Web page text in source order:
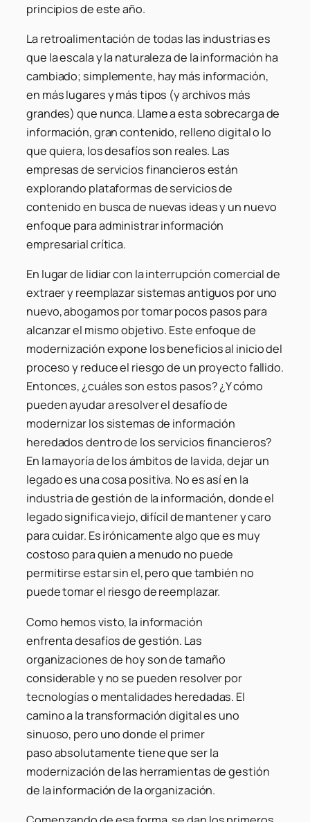
principios de este año.
La retroalimentación de todas las industrias es
que la escala y la naturaleza de la información ha
cambiado; simplemente, hay más información,
en más lugares y más tipos (y archivos más
grandes) que nunca. Llame a esta sobrecarga de
información, gran contenido, relleno digital o lo
que quiera, los desafíos son reales. Las
empresas de servicios financieros están
explorando plataformas de servicios de
contenido en busca de nuevas ideas y un nuevo
enfoque para administrar información
empresarial crítica.
En lugar de lidiar con la interrupción comercial de
extraer y reemplazar sistemas antiguos por uno
nuevo, abogamos por tomar pocos pasos para
alcanzar el mismo objetivo. Este enfoque de
modernización expone los beneficios al inicio del
proceso y reduce el riesgo de un proyecto fallido.
Entonces, ¿cuáles son estos pasos? ¿Y cómo
pueden ayudar a resolver el desafío de
modernizar los sistemas de información
heredados dentro de los servicios financieros?
En la mayoría de los ámbitos de la vida, dejar un
legado es una cosa positiva. No es así en la
industria de gestión de la información, donde el
legado significa viejo, difícil de mantener y caro
para cuidar. Es irónicamente algo que es muy
costoso para quien a menudo no puede
permitirse estar sin el, pero que también no
puede tomar el riesgo de reemplazar.
Como hemos visto, la información
enfrenta desafíos de gestión. Las
organizaciones de hoy son de tamaño
considerable y no se pueden resolver por
tecnologías o mentalidades heredadas. El
camino a la transformación digital es uno
sinuoso, pero uno donde el primer
paso absolutamente tiene que ser la
modernización de las herramientas de gestión
de la información de la organización.